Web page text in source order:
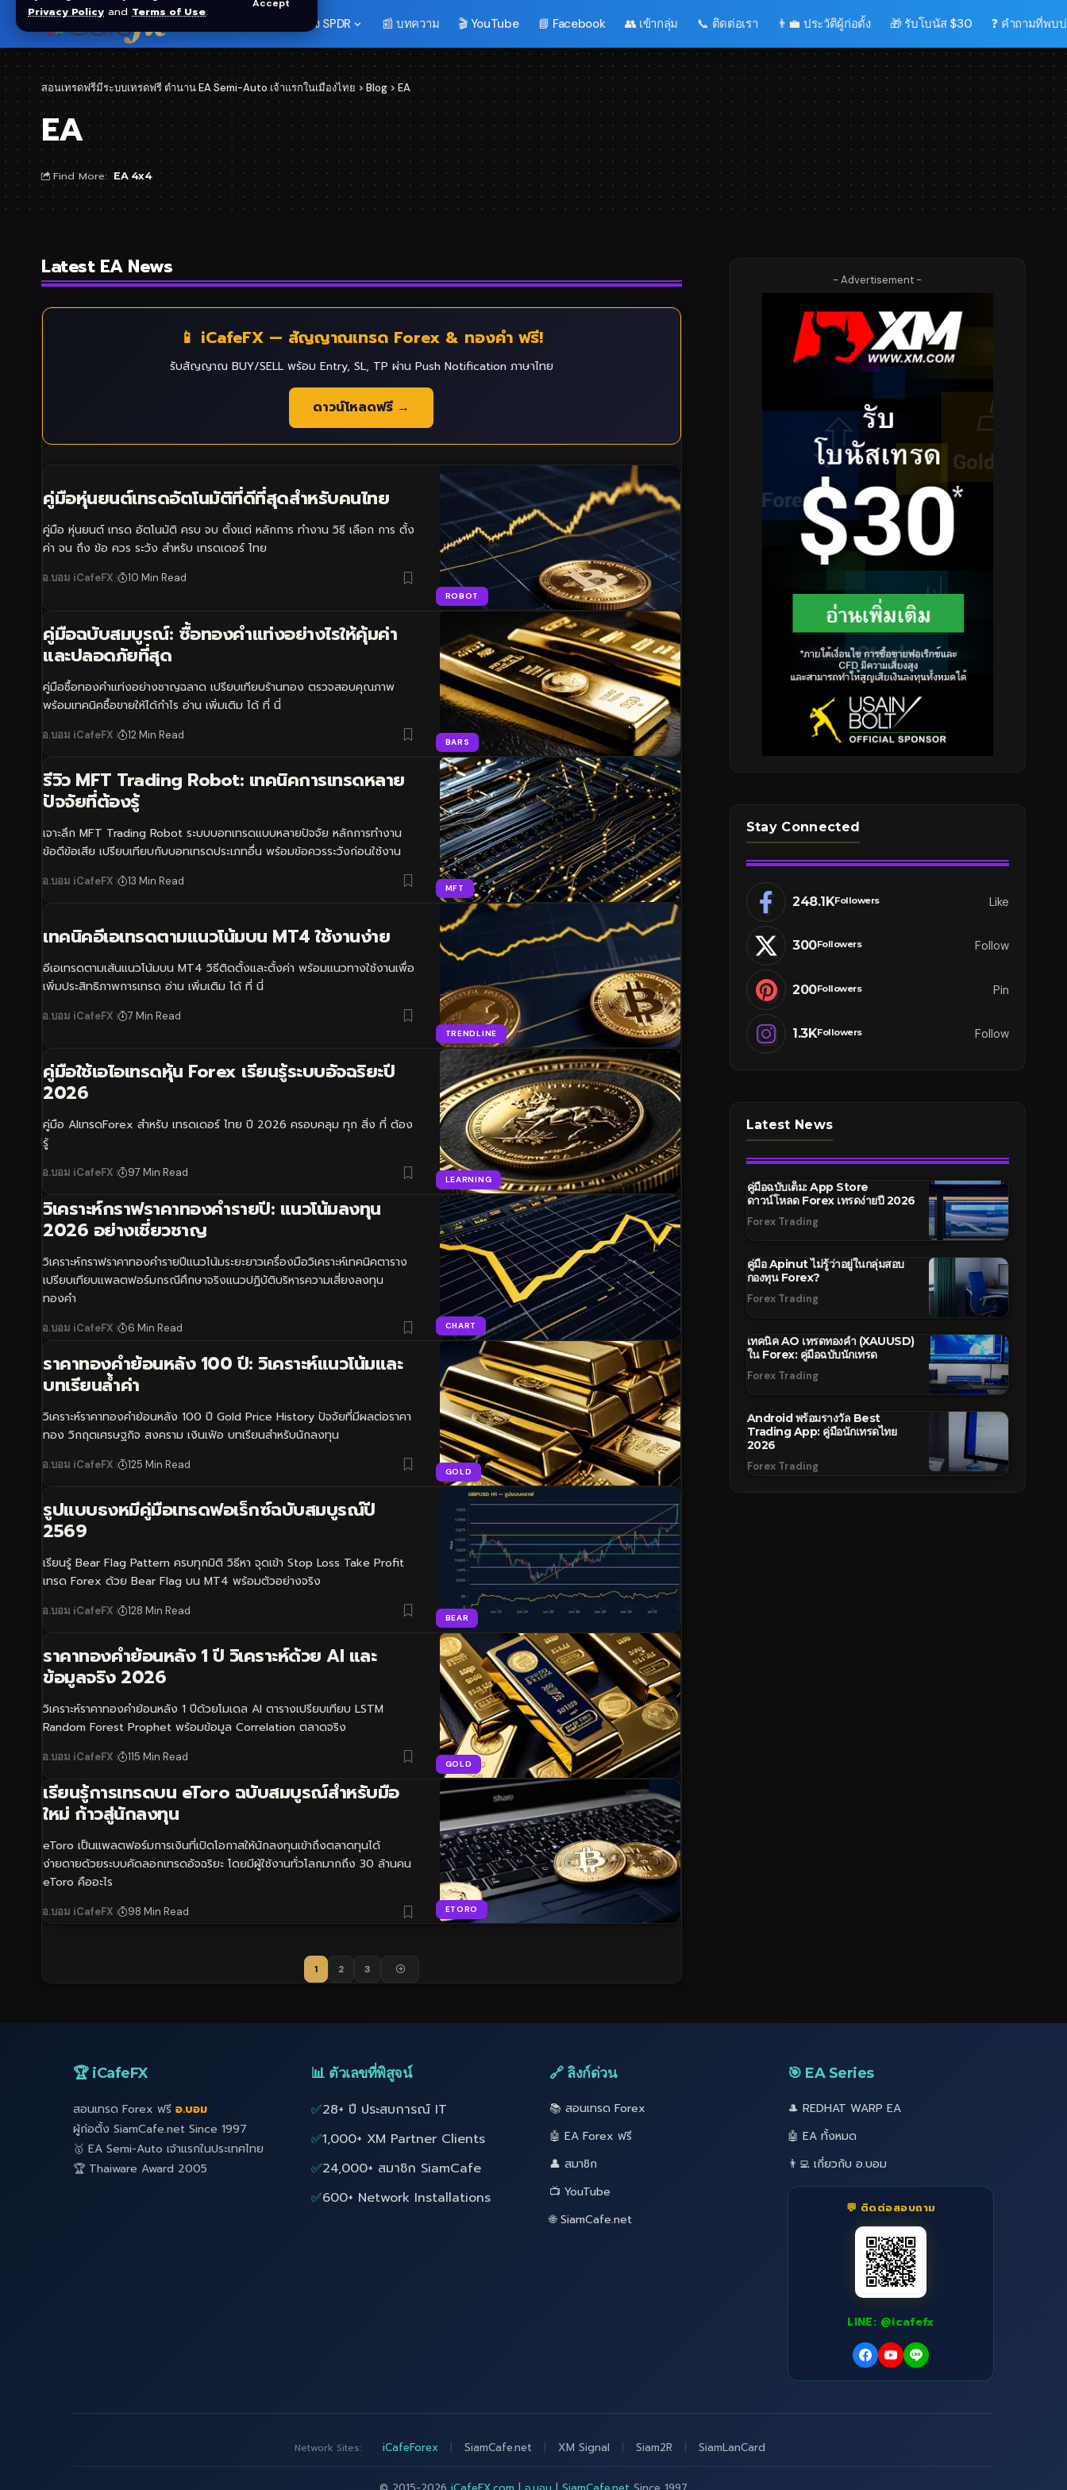
Privacy Policy and Terms of Use.
Accept
ราคาทอง SPDR 📰 บทความ 🎬 YouTube 📘 Facebook 👥 เข้ากลุ่ม 📞 ติดต่อเรา 👨‍💼 ประวัติผู้ก่อตั้ง 🎁 รับโบนัส $30 ❓ คำถามที่พบ
สอนเทรดฟรีมีระบบเทรดฟรี ตำนาน EA Semi-Auto เจ้าแรกในเมืองไทย >Blog > EA
EA
Find More: EA 4x4
Latest EA News
📱 iCafeFX — สัญญาณเทรด Forex & ทองคำ ฟรี!
รับสัญญาณ BUY/SELL พร้อม Entry, SL, TP ผ่าน Push Notification ภาษาไทย
ดาวน์โหลดฟรี →
ROBOT
คู่มือหุ่นยนต์เทรดอัตโนมัติที่ดีที่สุดสำหรับคนไทย
คู่มือ หุ่นยนต์ เทรด อัตโนมัติ ครบ จบ ตั้งแต่ หลักการ ทำงาน วิธี เลือก การ ตั้ง
ค่า จน ถึง ข้อ ควร ระวัง สำหรับ เทรดเดอร์ ไทย
อ.บอม iCafeFX 10 Min Read
BARS
คู่มือฉบับสมบูรณ์: ซื้อทองคำแท่งอย่างไรให้คุ้มค่า
และปลอดภัยที่สุด
คู่มือซื้อทองคำแท่งอย่างชาญฉลาด เปรียบเทียบร้านทอง ตรวจสอบคุณภาพ
พร้อมเทคนิคซื้อขายให้ได้กำไร อ่าน เพิ่มเติม ได้ ที่ นี่
อ.บอม iCafeFX 12 Min Read
MFT
รีวิว MFT Trading Robot: เทคนิคการเทรดหลาย
ปัจจัยที่ต้องรู้
เจาะลึก MFT Trading Robot ระบบบอทเทรดแบบหลายปัจจัย หลักการทำงาน
ข้อดีข้อเสีย เปรียบเทียบกับบอทเทรดประเภทอื่น พร้อมข้อควรระวังก่อนใช้งาน
อ.บอม iCafeFX 13 Min Read
TRENDLINE
เทคนิคอีเอเทรดตามแนวโน้มบน MT4 ใช้งานง่าย
อีเอเทรดตามเส้นแนวโน้มบน MT4 วิธีติดตั้งและตั้งค่า พร้อมแนวทางใช้งานเพื่อ
เพิ่มประสิทธิภาพการเทรด อ่าน เพิ่มเติม ได้ ที่ นี่
อ.บอม iCafeFX 7 Min Read
LEARNING
คู่มือใช้เอไอเทรดหุ้น Forex เรียนรู้ระบบอัจฉริยะปี
2026
คู่มือ AIเทรดForex สำหรับ เทรดเดอร์ ไทย ปี 2026 ครอบคลุม ทุก สิ่ง ที่ ต้อง
รู้
อ.บอม iCafeFX 97 Min Read
CHART
วิเคราะห์กราฟราคาทองคำรายปี: แนวโน้มลงทุน
2026 อย่างเชี่ยวชาญ
วิเคราะห์กราฟราคาทองคำรายปีแนวโน้มระยะยาวเครื่องมือวิเคราะห์เทคนิคตาราง
เปรียบเทียบแพลตฟอร์มกรณีศึกษาจริงแนวปฏิบัติบริหารความเสี่ยงลงทุน
ทองคำ
อ.บอม iCafeFX 6 Min Read
GOLD
ราคาทองคำย้อนหลัง 100 ปี: วิเคราะห์แนวโน้มและ
บทเรียนล้ำค่า
วิเคราะห์ราคาทองคำย้อนหลัง 100 ปี Gold Price History ปัจจัยที่มีผลต่อราคา
ทอง วิกฤตเศรษฐกิจ สงคราม เงินเฟ้อ บทเรียนสำหรับนักลงทุน
อ.บอม iCafeFX 125 Min Read
BEAR
รูปแบบธงหมีคู่มือเทรดฟอเร็กซ์ฉบับสมบูรณ์ปี
2569
เรียนรู้ Bear Flag Pattern ครบทุกมิติ วิธีหา จุดเข้า Stop Loss Take Profit
เทรด Forex ด้วย Bear Flag บน MT4 พร้อมตัวอย่างจริง
อ.บอม iCafeFX 128 Min Read
GOLD
ราคาทองคำย้อนหลัง 1 ปี วิเคราะห์ด้วย AI และ
ข้อมูลจริง 2026
วิเคราะห์ราคาทองคำย้อนหลัง 1 ปีด้วยโมเดล AI ตารางเปรียบเทียบ LSTM
Random Forest Prophet พร้อมข้อมูล Correlation ตลาดจริง
อ.บอม iCafeFX 115 Min Read
ETORO
เรียนรู้การเทรดบน eToro ฉบับสมบูรณ์สำหรับมือ
ใหม่ ก้าวสู่นักลงทุน
eToro เป็นแพลตฟอร์มการเงินที่เปิดโอกาสให้นักลงทุนเข้าถึงตลาดทุนได้
ง่ายดายด้วยระบบคัดลอกเทรดอัจฉริยะ โดยมีผู้ใช้งานทั่วโลกมากถึง 30 ล้านคน
eToro คืออะไร
อ.บอม iCafeFX 98 Min Read
1 2 3
- Advertisement -
Stay Connected
248.1KFollowers Like
300Followers Follow
200Followers Pin
1.3KFollowers Follow
Latest News
คู่มือฉบับเต็ม: App Store
ดาวน์โหลด Forex เทรดง่ายปี 2026
Forex Trading
คู่มือ Apinut ไม่รู้ว่าอยู่ในกลุ่มสอบ
กองทุน Forex?
Forex Trading
เทคนิค AO เทรดทองคำ (XAUUSD)
ใน Forex: คู่มือฉบับนักเทรด
Forex Trading
Android พร้อมรางวัล Best
Trading App: คู่มือนักเทรดไทย
2026
Forex Trading
🏆 iCafeFX
สอนเทรด Forex ฟรี อ.บอม
ผู้ก่อตั้ง SiamCafe.net Since 1997
🥇 EA Semi-Auto เจ้าแรกในประเทศไทย
🏆 Thaiware Award 2005
📊 ตัวเลขที่พิสูจน์
✅28+ ปี ประสบการณ์ IT
✅1,000+ XM Partner Clients
✅24,000+ สมาชิก SiamCafe
✅600+ Network Installations
🔗 ลิงก์ด่วน
📚 สอนเทรด Forex
🤖 EA Forex ฟรี
👤 สมาชิก
📺 YouTube
🌐 SiamCafe.net
🎯 EA Series
🎩 REDHAT WARP EA
🤖 EA ทั้งหมด
👨‍💻 เกี่ยวกับ อ.บอม
💬 ติดต่อสอบถาม
LINE: @icafefx
Network Sites: iCafeForex SiamCafe.net XM Signal Siam2R SiamLanCard